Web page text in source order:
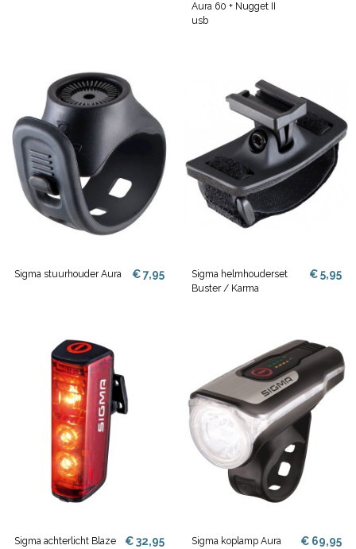
Aura 60 + Nugget II
usb
Sigma stuurhouder Aura € 7,95
Sigma helmhouderset
Buster / Karma
€ 5,95
Sigma achterlicht Blaze
€ 32,95
Sigma koplamp Aura
€ 69,95